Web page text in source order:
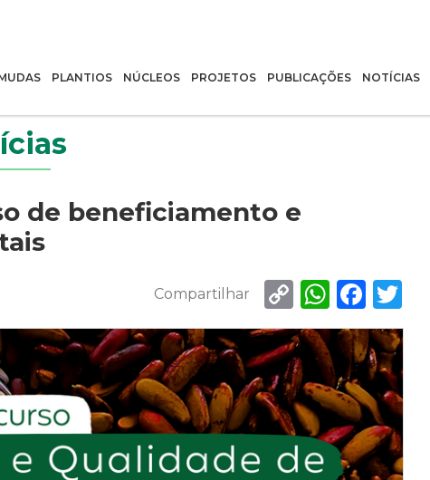
PLANTIOS NÚCLEOS PROJETOS PUBLICAÇÕES NOTÍCIAS
de beneficiamento e
Compartilhar
Copy
Link
WhatsAppFacebook